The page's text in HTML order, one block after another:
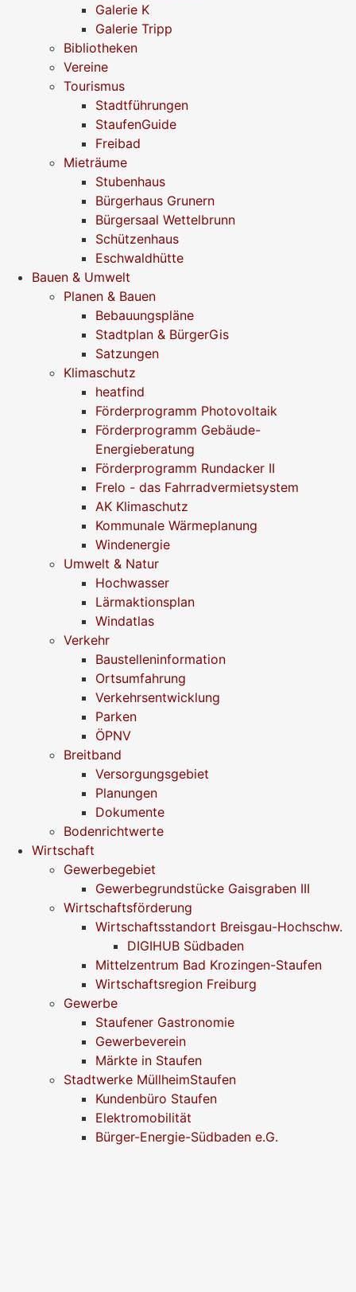
Galerie K
Galerie Tripp
Bibliotheken
Vereine
Tourismus
Stadtführungen
StaufenGuide
Freibad
Mieträume
Stubenhaus
Bürgerhaus Grunern
Bürgersaal Wettelbrunn
Schützenhaus
Eschwaldhütte
Bauen & Umwelt
Planen & Bauen
Bebauungspläne
Stadtplan & BürgerGis
Satzungen
Klimaschutz
heatfind
Förderprogramm Photovoltaik
Förderprogramm Gebäude-
Energieberatung
Förderprogramm Rundacker II
Frelo - das Fahrradvermietsystem
AK Klimaschutz
Kommunale Wärmeplanung
Windenergie
Umwelt & Natur
Hochwasser
Lärmaktionsplan
Windatlas
Verkehr
Baustelleninformation
Ortsumfahrung
Verkehrsentwicklung
Parken
ÖPNV
Breitband
Versorgungsgebiet
Planungen
Dokumente
Bodenrichtwerte
Wirtschaft
Gewerbegebiet
Gewerbegrundstücke Gaisgraben III
Wirtschaftsförderung
Wirtschaftsstandort Breisgau-Hochschw.
DIGIHUB Südbaden
Mittelzentrum Bad Krozingen-Staufen
Wirtschaftsregion Freiburg
Gewerbe
Staufener Gastronomie
Gewerbeverein
Märkte in Staufen
Stadtwerke MüllheimStaufen
Kundenbüro Staufen
Elektromobilität
Bürger-Energie-Südbaden e.G.